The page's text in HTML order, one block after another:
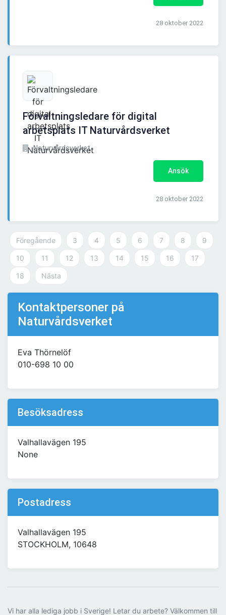
28 oktober 2022
Förvaltningsledare för digital
arbetsplats IT Naturvårdsverket
Naturvårdsverket
Ansök
28 oktober 2022
Föregående 3 4 5 6 7 8 9
10 11 12 13 14 15 16 17
18 Nästa
Kontaktpersoner på
Naturvårdsverket
Eva Thörnelöf
010-698 10 00
Besöksadress
Valhallavägen 195
None
Postadress
Valhallavägen 195
STOCKHOLM, 10648
Vi har alla lediga jobb i Sverige! Letar du arbete? Välkommen till